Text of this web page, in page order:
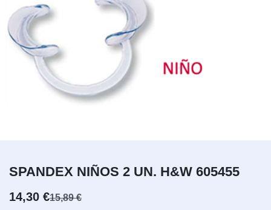
SPANDEX NIÑOS 2 UN. H&W 605455
14,30 €15,89€